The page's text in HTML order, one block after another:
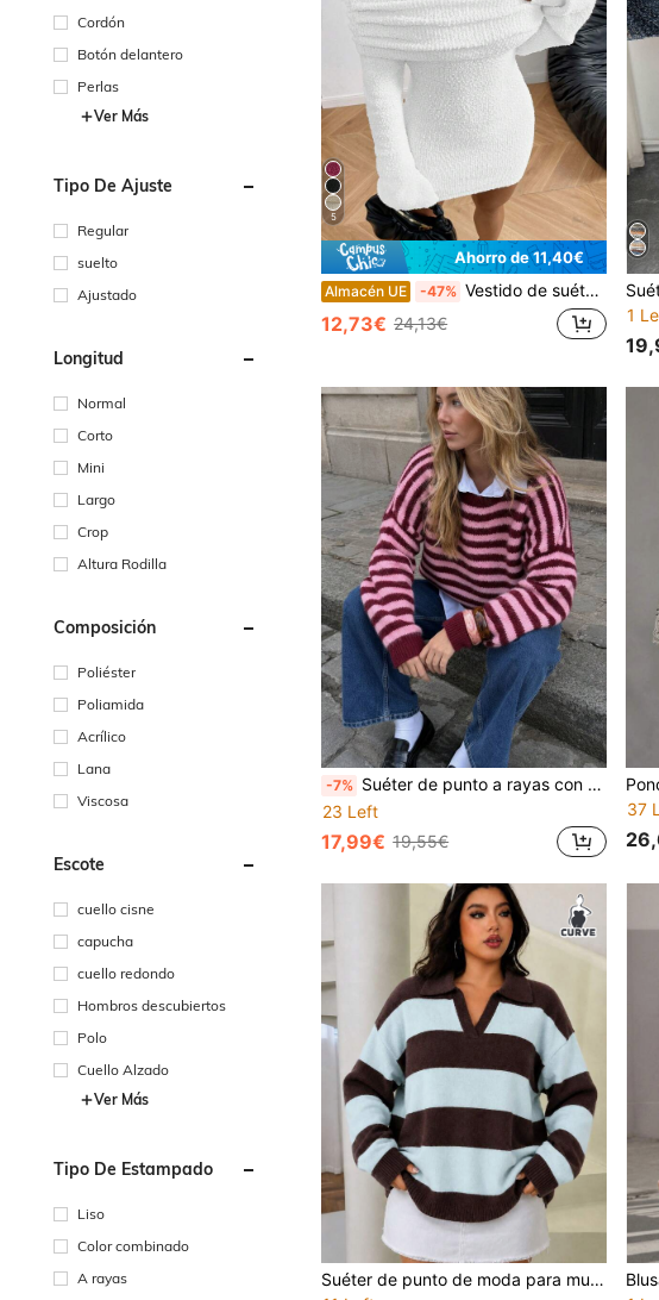
Cordón
Botón delantero
Perlas
Ver Más
Tipo De Ajuste
Regular
suelto
Ajustado
Longitud
Normal
Corto
Mini
Largo
Crop
Altura Rodilla
Composición
Poliéster
Poliamida
Acrílico
Lana
Viscosa
Escote
cuello cisne
capucha
cuello redondo
Hombros descubiertos
Polo
Cuello Alzado
Ver Más
Tipo De Estampado
Liso
Color combinado
A rayas
5
Ahorro de 11,40€
Almacén UE -47% Vestido de suéter de punto grueso con hombros descubiertos para mujer, vestido mini ajustado de manga larga y esponjoso, vestido corto sexy, vestido elegante para mujer, vestido blanco casual de otoño
12,73€ 24,13€
1
-7% Suéter de punto a rayas con cuello redondo y manga larga casual para mujer otoño invierno primavera
23 Left
17,99€ 19,55€
37
Suéter de punto de moda para mujer de talla grande, suéter polo de rayas vintage minimalista de abuela costera, holgado y favorecedor para talla grande, silueta de hombros caídos suave, ropa exterior casual